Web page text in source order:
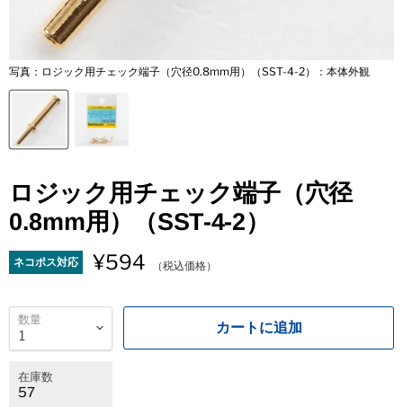
写真：ロジック用チェック端子（穴径0.8mm用）（SST-4-2）：本体外観
ロジック用チェック端子（穴径
0.8mm用）（SST-4-2）
ネコポス対応 ¥594 （税込価格）
数量
カートに追加
在庫数
57